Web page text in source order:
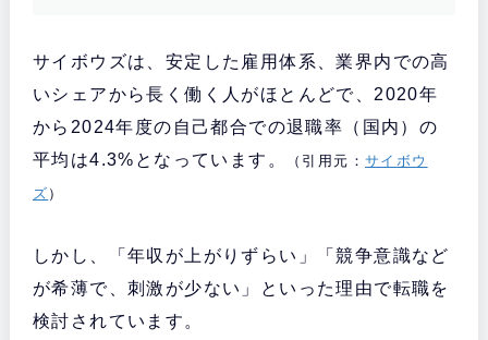
サイボウズは、安定した雇用体系、業界内での高
いシェアから長く働く人がほとんどで、2020年
から2024年度の自己都合での退職率（国内）の
平均は4.3%となっています。
（引用元： サイボウ
ズ ）
しかし、「年収が上がりずらい」「競争意識など
が希薄で、刺激が少ない」といった理由で転職を
検討されています。